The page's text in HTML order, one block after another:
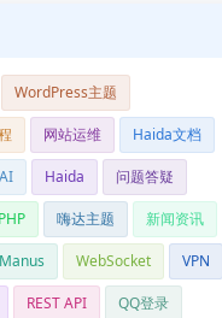
WordPress主题
网站运维 Haida文档
AI Haida 问题答疑
PHP 嗨达主题 新闻资讯
Manus WebSocket VPN
REST API QQ登录